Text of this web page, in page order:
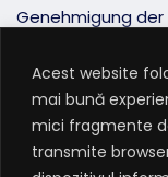
Acest website
mai bună
mici fragmente
transmite
Genehmigung
Die Änderung
“Europäisches
Europäische